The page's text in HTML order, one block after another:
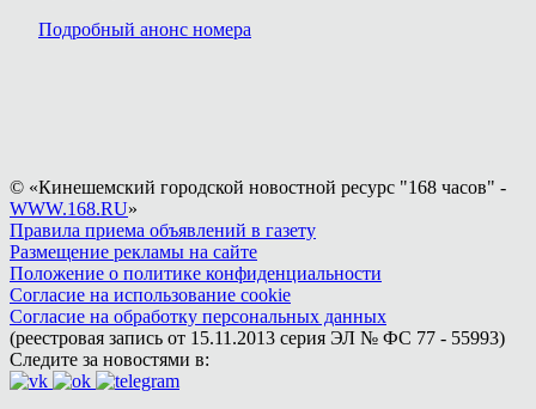
Подробный анонс номера
© «Кинешемский городской новостной ресурс "168 часов" -
WWW.168.RU»
Правила приема объявлений в газету
Размещение рекламы на сайте
Положение о политике конфиденциальности
Согласие на использование cookie
Согласие на обработку персональных данных
(реестровая запись от 15.11.2013 серия ЭЛ № ФС 77 - 55993)
Следите за новостями в: